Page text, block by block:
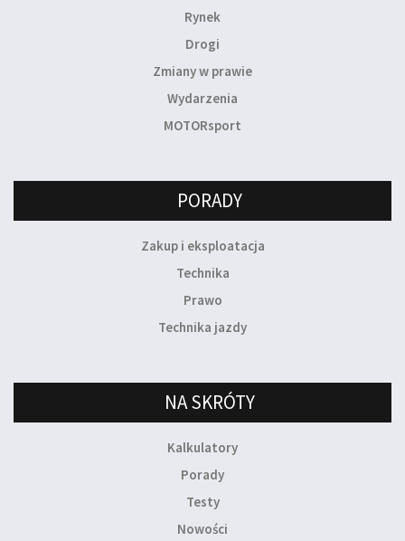
Rynek
Drogi
Zmiany w prawie
Wydarzenia
MOTORsport
PORADY
Zakup i eksploatacja
Technika
Prawo
Technika jazdy
NA SKRÓTY
Kalkulatory
Porady
Testy
Nowości